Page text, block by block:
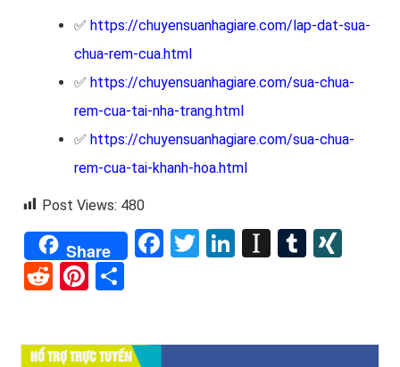
✅ https://chuyensuanhagiare.com/lap-dat-sua-
chua-rem-cua.html
✅ https://chuyensuanhagiare.com/sua-chua-
rem-cua-tai-nha-trang.html
✅ https://chuyensuanhagiare.com/sua-chua-
rem-cua-tai-khanh-hoa.html
Post Views: 480
Share Facebook
TwitterLinkedInTumblr
RedditPinterest
HỔ TRỢ TRỰC TUYẾN